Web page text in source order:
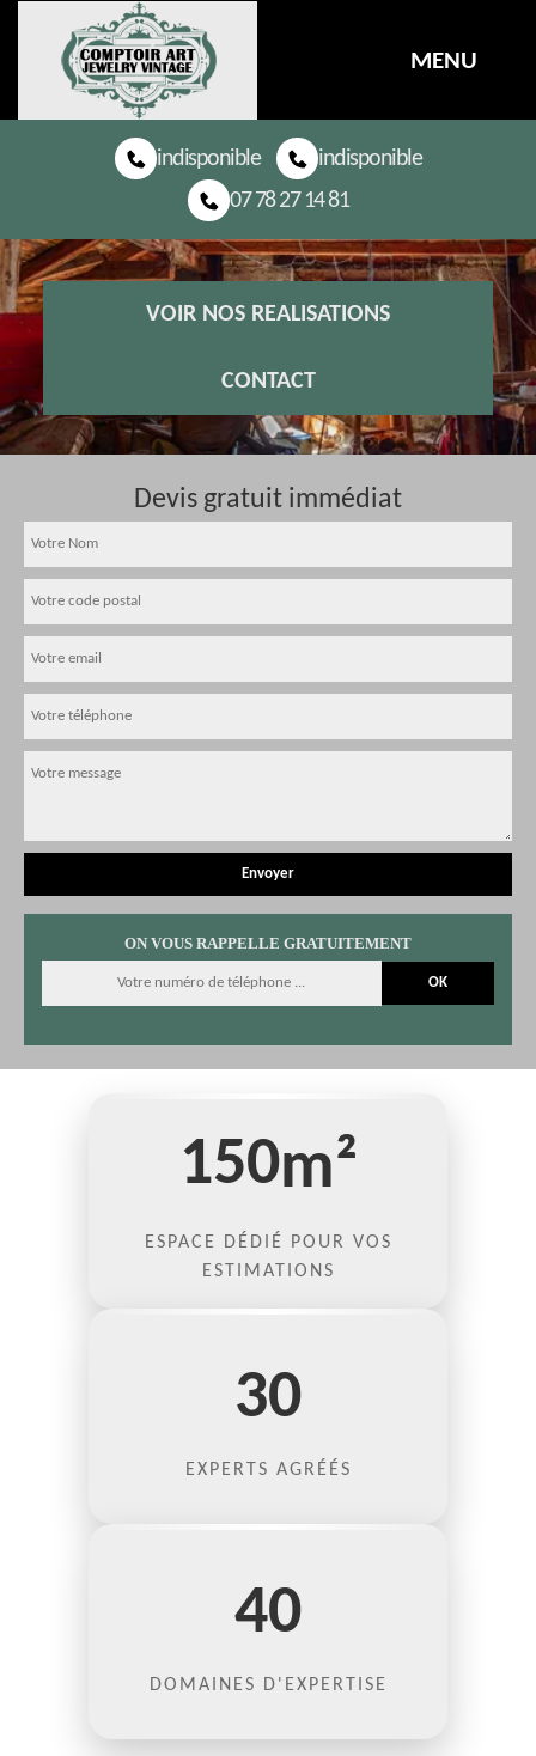
MENU
indisponible
indisponible
07 78 27 14 81
VOIR NOS REALISATIONS
CONTACT
Devis gratuit immédiat
ON VOUS RAPPELLE GRATUITEMENT
150m²
ESPACE DÉDIÉ POUR VOS
ESTIMATIONS
30
EXPERTS AGRÉÉS
40
DOMAINES D'EXPERTISE